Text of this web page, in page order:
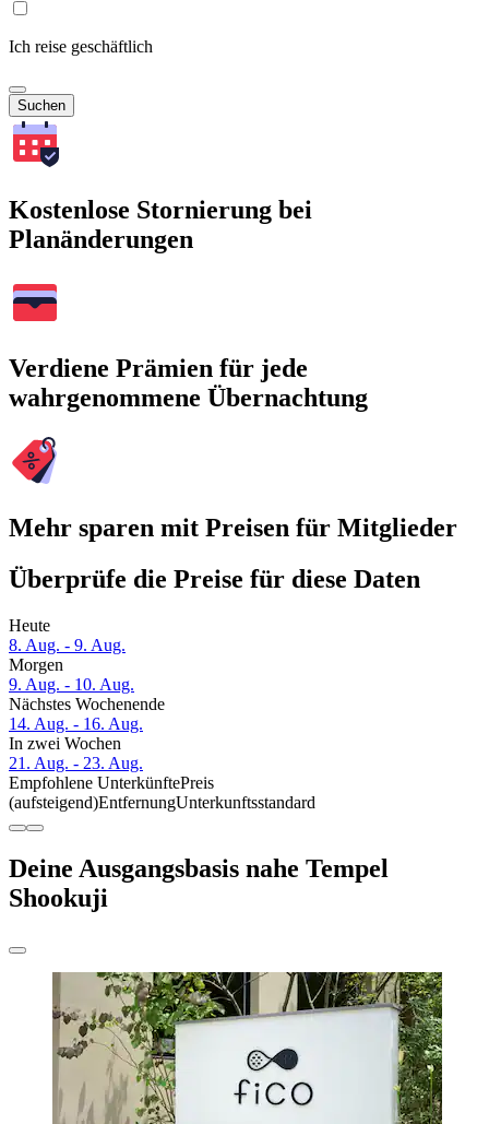
Ich reise geschäftlich
Suchen
Kostenlose Stornierung bei
Planänderungen
Verdiene Prämien für jede
wahrgenommene Übernachtung
Mehr sparen mit Preisen für Mitglieder
Überprüfe die Preise für diese Daten
Heute
8. Aug. - 9. Aug.
Morgen
9. Aug. - 10. Aug.
Nächstes Wochenende
14. Aug. - 16. Aug.
In zwei Wochen
21. Aug. - 23. Aug.
Empfohlene UnterkünftePreis
(aufsteigend)EntfernungUnterkunftsstandard
Deine Ausgangsbasis nahe Tempel
Shookuji